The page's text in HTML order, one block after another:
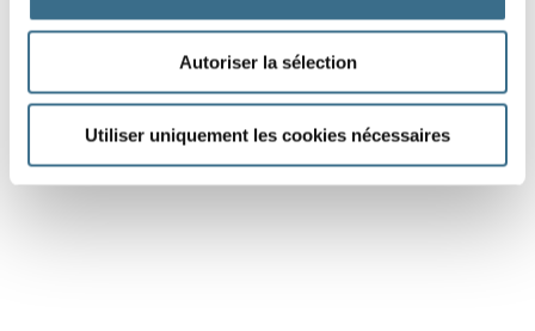
Autoriser la sélection
Utiliser uniquement les cookies nécessaires